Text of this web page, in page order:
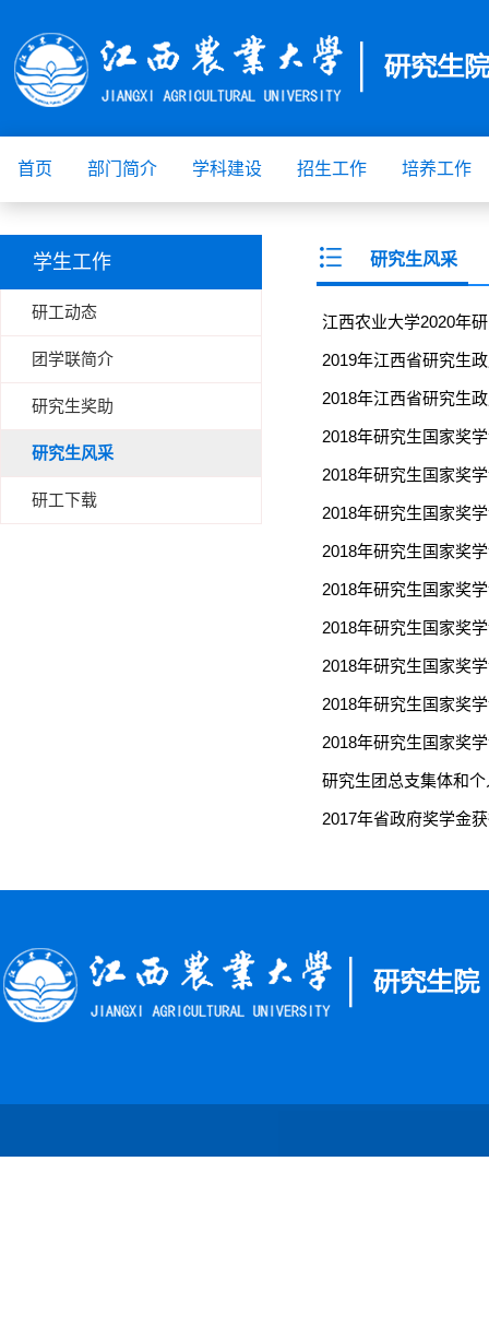
首页 部门简介 学科建设 招生工作 培养工作
学生工作
研工动态
团学联简介
研究生奖助
研究生风采
研工下载
研究生风采
江西农业大学2020年
2019年江西省研究生
2018年江西省研究生
2018年研究生国家奖
2018年研究生国家奖
2018年研究生国家奖
2018年研究生国家奖
2018年研究生国家奖
2018年研究生国家奖
2018年研究生国家奖
2018年研究生国家奖
2018年研究生国家奖
研究生团总支集体和
2017年省政府奖学金